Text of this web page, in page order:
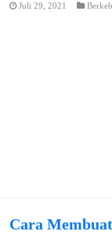
Juli 29, 2021
Cara